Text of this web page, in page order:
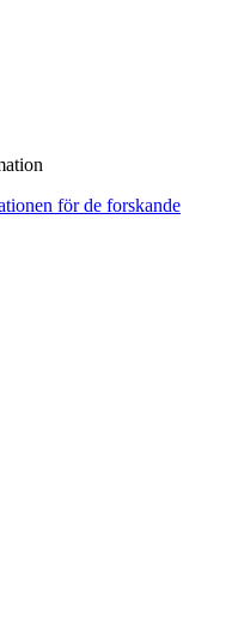
för de forskande